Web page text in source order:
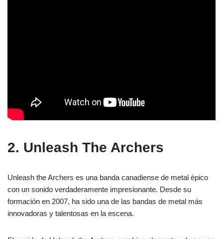
2. Unleash The Archers
Unleash the Archers es una banda canadiense de metal épico
con un sonido verdaderamente impresionante. Desde su
formación en 2007, ha sido una de las bandas de metal más
innovadoras y talentosas en la escena.